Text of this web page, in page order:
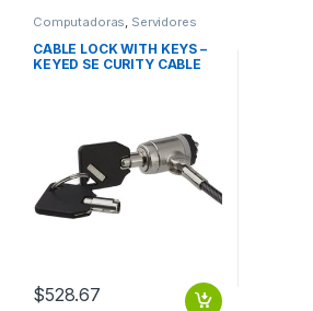
Computadoras Servidores
para Computadoras
CABLE LOCK WITH KEYS –
KEYED SE CURITY CABLE
$528.67